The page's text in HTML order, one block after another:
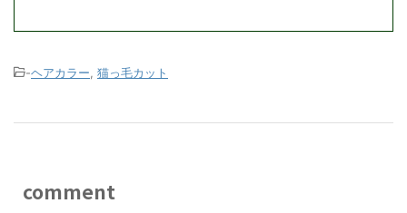
-ヘアカラー 猫っ毛カット
comment